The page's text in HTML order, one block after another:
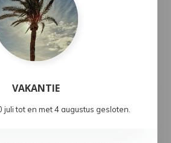
geld terug
VAKANTIE
tot en met 4 augustus gesloten.